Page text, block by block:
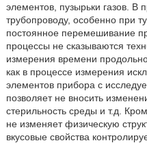
элементов, пузырьки газов. В
трубопроводу, особенно при
постоянное перемешивание
процессы не сказываются
измерения времени
как в процессе измерения
элементов прибора с
позволяет не вносить
стерильность среды и т.д.
не изменяет физическую
вкусовые свойства